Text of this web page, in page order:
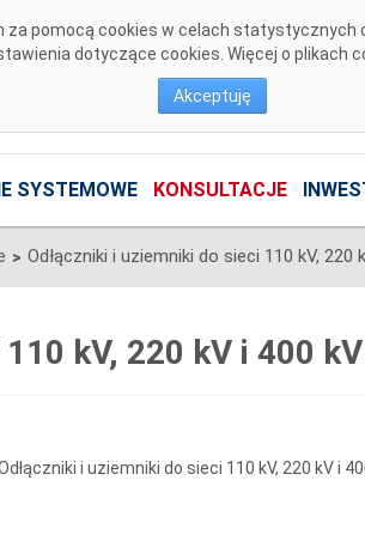
pomocą cookies w celach
dotyczące cookies. Więcej o plikach
Akceptuję
SYSTEMOWE KONSULTACJE
>
kV, 220 kV i 400 kV
i uziemniki do sieci 110 kV, 220 kV i